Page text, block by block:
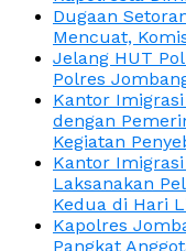
Dugaan
Mencuat,
Jelang HUT
Polres
Kantor
dengan
Kegiatan
Kantor
Laksanakan
Kedua di Hari
Kapolres
Pangkat